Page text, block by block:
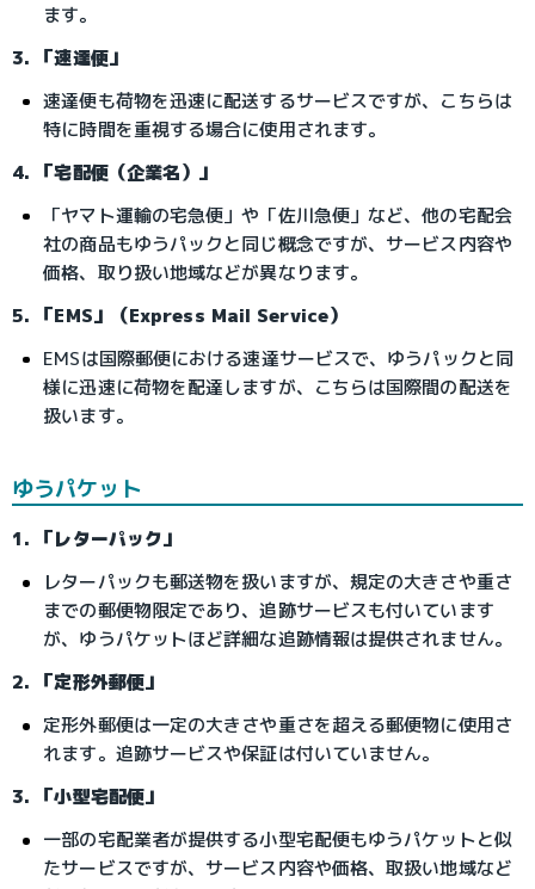
ます。
3. 「速達便」
速達便も荷物を迅速に配送するサービスですが、こちらは
特に時間を重視する場合に使用されます。
4. 「宅配便（企業名）」
「ヤマト運輸の宅急便」や「佐川急便」など、他の宅配会
社の商品もゆうパックと同じ概念ですが、サービス内容や
価格、取り扱い地域などが異なります。
5. 「EMS」（Express Mail Service）
EMSは国際郵便における速達サービスで、ゆうパックと同
様に迅速に荷物を配達しますが、こちらは国際間の配送を
扱います。
ゆうパケット
1. 「レターパック」
レターパックも郵送物を扱いますが、規定の大きさや重さ
までの郵便物限定であり、追跡サービスも付いています
が、ゆうパケットほど詳細な追跡情報は提供されません。
2. 「定形外郵便」
定形外郵便は一定の大きさや重さを超える郵便物に使用さ
れます。追跡サービスや保証は付いていません。
3. 「小型宅配便」
一部の宅配業者が提供する小型宅配便もゆうパケットと似
たサービスですが、サービス内容や価格、取扱い地域など